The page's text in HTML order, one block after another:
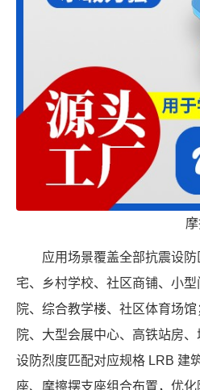
应用场景覆盖全部抗震设
宅、乡村学校、社区商铺、小
院、综合教学楼、社区体育场
院、大型会展中心、高铁站房
设防烈度匹配对应规格 LRB 建
座、摩擦摆支座组合布置，优化